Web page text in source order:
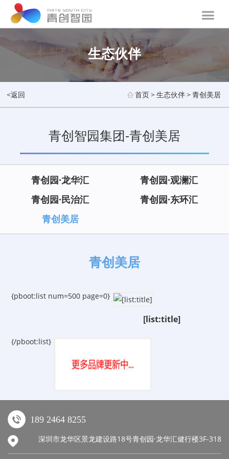
生态伙伴
<返回 首页>生态伙伴>青创美居
青创智园集团-青创美居
青创园·龙华汇
青创园·观澜汇
青创园·民治汇
青创园·东环汇
青创美居
青创美居
{pboot:list num=500 page=0}
[list:title]
{/pboot:list}
189 2464 8255
深圳市龙华区景龙建设路18号青创园·龙华汇健行楼3F-318